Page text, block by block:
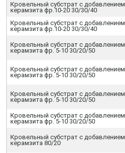
Кровельный субстрат с добавлением
керамзита фр.10-20 30/30/40
Кровельный субстрат с добавлением
керамзита фр.10-20 30/30/40
Кровельный субстрат с добавлением
керамзита фр. 5-10 30/20/50
Кровельный субстрат с добавлением
керамзита фр. 5-10 30/20/50
Кровельный субстрат с добавлением
керамзита фр. 5-10 30/20/50
Кровельный субстрат с добавлением
керамзита фр. 5-10 30/20/50
Кровельный субстрат с добавлением
керамзита 80/20